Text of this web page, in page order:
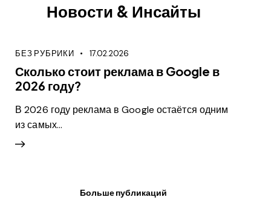
Новости & Инсайты
БЕЗ РУБРИКИ 17.02.2026
Сколько стоит реклама в Google в
2026 году?
В 2026 году реклама в Google остаётся одним
из самых…
Больше публикаций